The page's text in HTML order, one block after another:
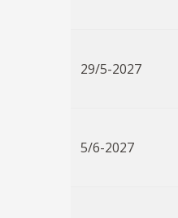
29/5-2027
5/6-2027